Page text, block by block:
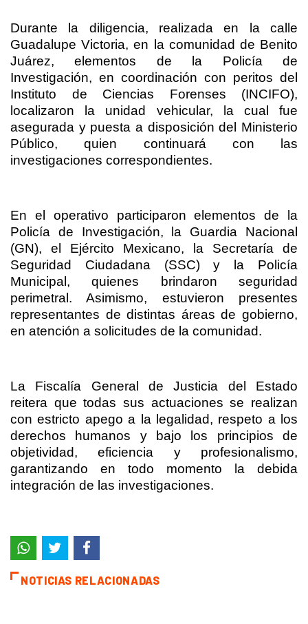
Durante la diligencia, realizada en la calle
Guadalupe Victoria, en la comunidad de Benito
Juárez, elementos de la Policía de
Investigación, en coordinación con peritos del
Instituto de Ciencias Forenses (INCIFO),
localizaron la unidad vehicular, la cual fue
asegurada y puesta a disposición del Ministerio
Público, quien continuará con las
investigaciones correspondientes.
En el operativo participaron elementos de la
Policía de Investigación, la Guardia Nacional
(GN), el Ejército Mexicano, la Secretaría de
Seguridad Ciudadana (SSC) y la Policía
Municipal, quienes brindaron seguridad
perimetral. Asimismo, estuvieron presentes
representantes de distintas áreas de gobierno,
en atención a solicitudes de la comunidad.
La Fiscalía General de Justicia del Estado
reitera que todas sus actuaciones se realizan
con estricto apego a la legalidad, respeto a los
derechos humanos y bajo los principios de
objetividad, eficiencia y profesionalismo,
garantizando en todo momento la debida
integración de las investigaciones.
NOTICIAS RELACIONADAS